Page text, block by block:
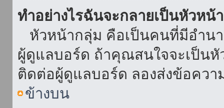
ทำอย่างไรฉันจะกลายเป็นหัวหน้
หัวหน้ากลุ่ม คือเป็นคนที่มีอำนา
ผู้ดูแลบอร์ด ถ้าคุณสนใจจะเป็น
ติดต่อผู้ดูแลบอร์ด ลองส่งข้อคว
ข้างบน